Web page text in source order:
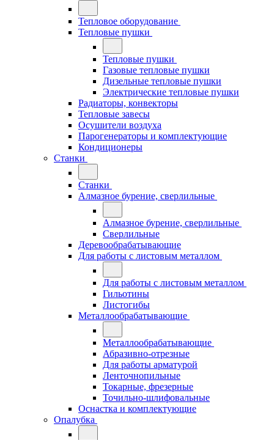
Тепловое оборудование
Тепловые пушки
Тепловые пушки
Газовые тепловые пушки
Дизельные тепловые пушки
Электрические тепловые пушки
Радиаторы, конвекторы
Тепловые завесы
Осушители воздуха
Парогенераторы и комплектующие
Кондиционеры
Станки
Станки
Алмазное бурение, сверлильные
Алмазное бурение, сверлильные
Сверлильные
Деревообрабатывающие
Для работы с листовым металлом
Для работы с листовым металлом
Гильотины
Листогибы
Металлообрабатывающие
Металлообрабатывающие
Абразивно-отрезные
Для работы арматурой
Ленточнопильные
Токарные, фрезерные
Точильно-шлифовальные
Оснастка и комплектующие
Опалубка